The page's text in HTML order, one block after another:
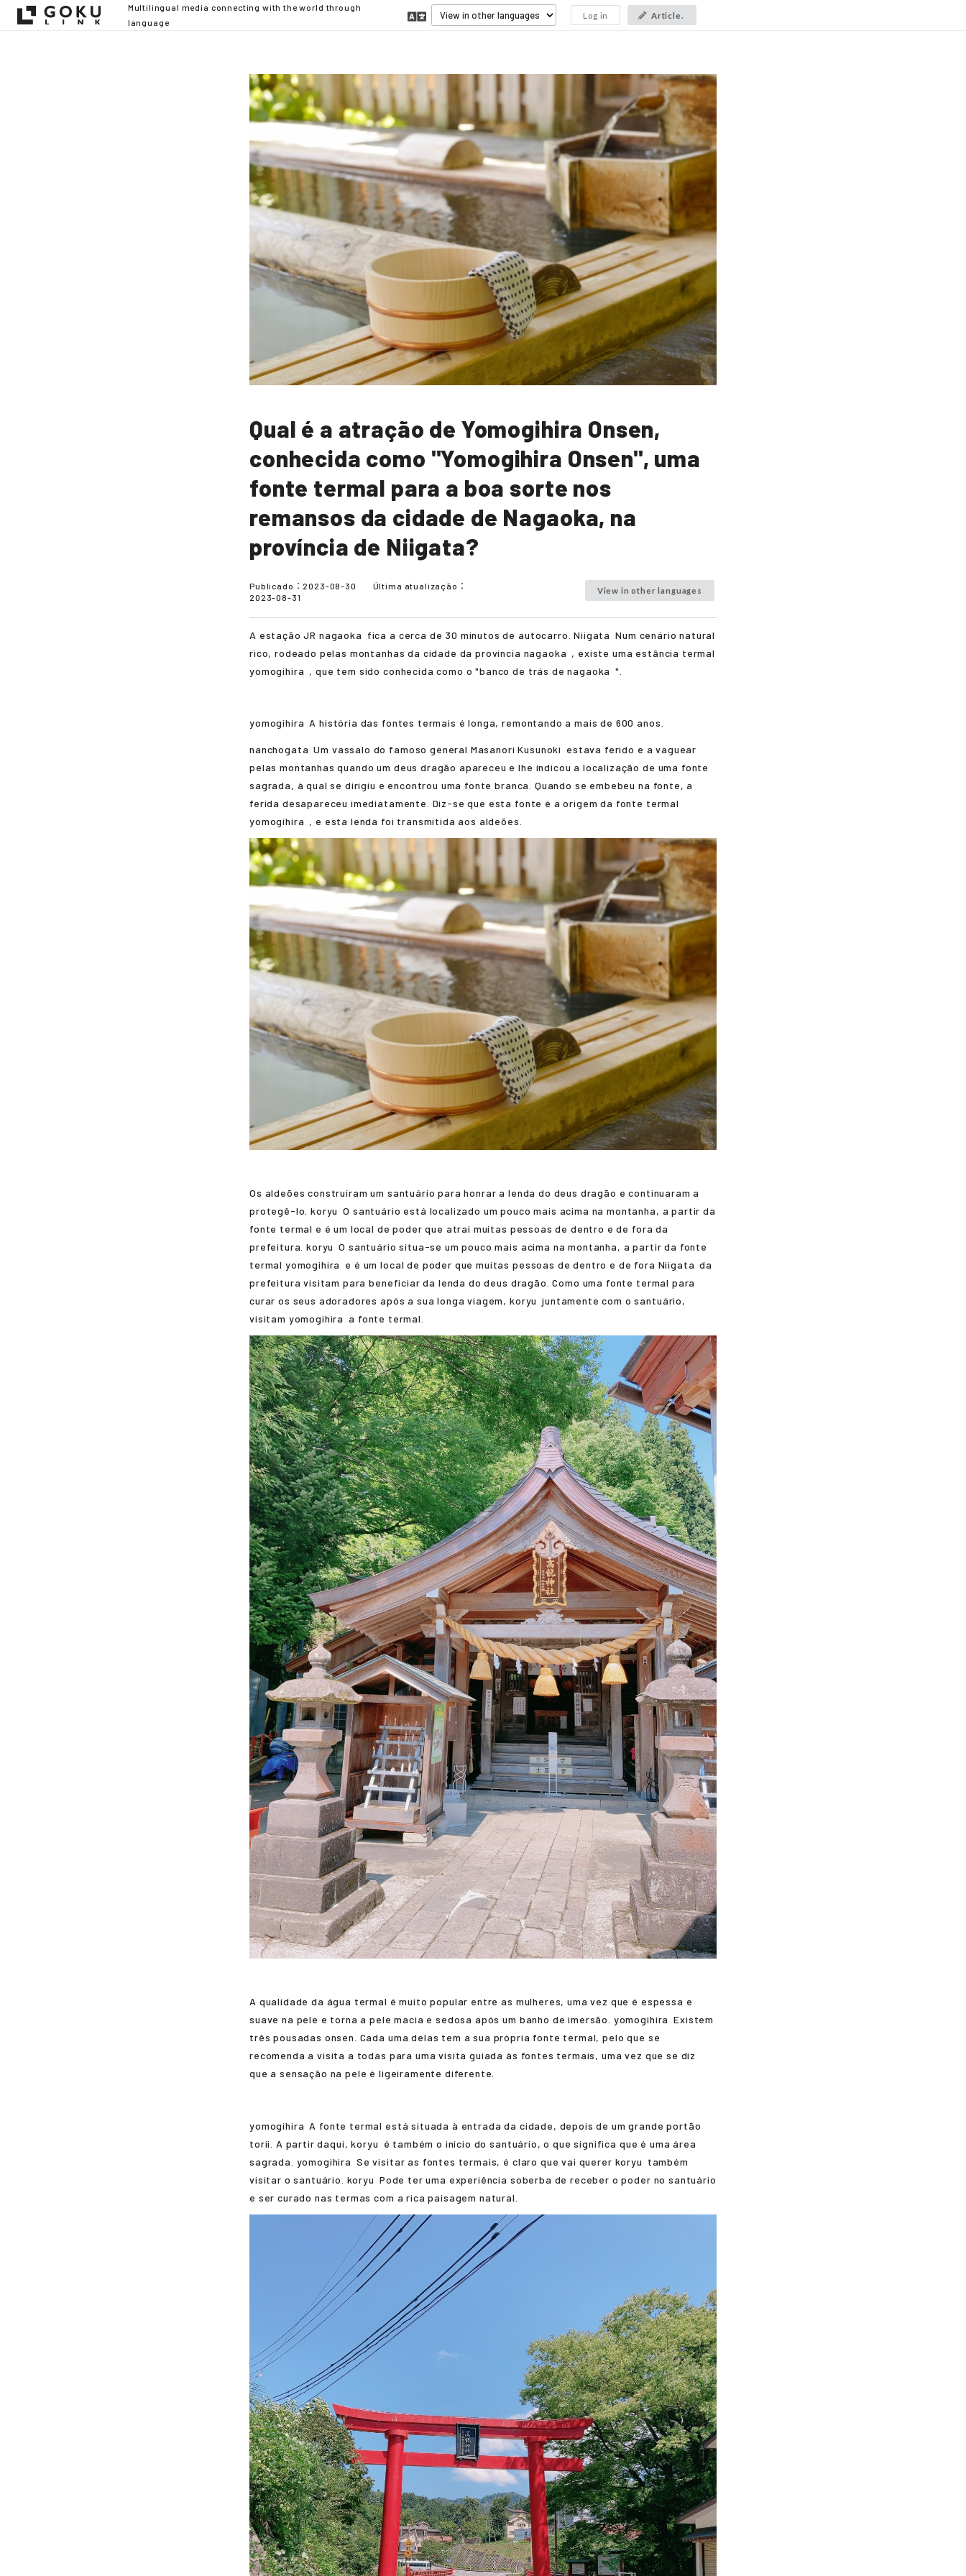
Multilingual media connecting with the world through
language
Log in Article.
Qual é a atração de Yomogihira Onsen,
conhecida como "Yomogihira Onsen", uma
fonte termal para a boa sorte nos
remansos da cidade de Nagaoka, na
província de Niigata?
Publicado： 2023-08-30
Última atualização：
2023-08-31
View in other languages
A estação JR nagaoka fica a cerca de 30 minutos de autocarro.Niigata Num cenário natural
rico, rodeado pelas montanhas da cidade da província nagaoka , existe uma estância termal
yomogihira , que tem sido conhecida como o "banco de trás denagaoka ".
yomogihira A história das fontes termais é longa, remontando a mais de 600 anos.
nanchogata Um vassalo do famoso general Masanori Kusunoki estava ferido e a vaguear
pelas montanhas quando um deus dragão apareceu e lhe indicou a localização de uma fonte
sagrada, à qual se dirigiu e encontrou uma fonte branca. Quando se embebeu na fonte, a
ferida desapareceu imediatamente. Diz-se que esta fonte é a origem da fonte termal
yomogihira , e esta lenda foi transmitida aos aldeões.
Os aldeões construíram um santuário para honrar a lenda do deus dragão e continuaram a
protegê-lo.koryu O santuário está localizado um pouco mais acima na montanha, a partir da
fonte termal e é um local de poder que atrai muitas pessoas de dentro e de fora da
prefeitura.koryu O santuário situa-se um pouco mais acima na montanha, a partir da fonte
termal yomogihira e é um local de poder que muitas pessoas de dentro e de fora Niigata da
prefeitura visitam para beneficiar da lenda do deus dragão. Como uma fonte termal para
curar os seus adoradores após a sua longa viagem, koryu juntamente com o santuário,
visitam yomogihira a fonte termal.
A qualidade da água termal é muito popular entre as mulheres, uma vez que é espessa e
suave na pele e torna a pele macia e sedosa após um banho de imersão. yomogihira Existem
três pousadas onsen. Cada uma delas tem a sua própria fonte termal, pelo que se
recomenda a visita a todas para uma visita guiada às fontes termais, uma vez que se diz
que a sensação na pele é ligeiramente diferente.
yomogihira A fonte termal está situada à entrada da cidade, depois de um grande portão
torii. A partir daqui,koryu é também o início do santuário, o que significa que é uma área
sagrada. yomogihira Se visitar as fontes termais, é claro que vai querer koryu também
visitar o santuário. koryu Pode ter uma experiência soberba de receber o poder no santuário
e ser curado nas termas com a rica paisagem natural.